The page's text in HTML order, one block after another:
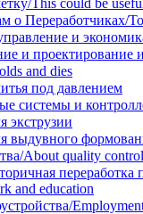
This could be
о Переработчиках/
и
и проектирование
and dies
под давлением
системы и
экструзии
выдувного
About quality
переработка
and education